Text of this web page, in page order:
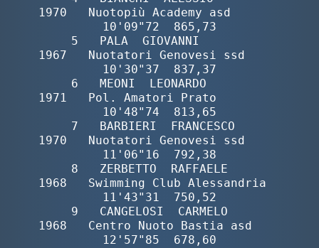
1970   Nuotopiù Academy asd
10'09"72  865,73
       5   PALA  GIOVANNI
1967   Nuotatori Genovesi ssd
10'30"37  837,37
       6   MEONI  LEONARDO
1971   Pol. Amatori Prato
10'48"74  813,65
       7   BARBIERI  FRANCESCO
1970   Nuotatori Genovesi ssd
11'06"16  792,38
       8   ZERBETTO  RAFFAELE
1968   Swimming Club Alessandria
11'43"31  750,52
       9   CANGELOSI  CARMELO
1968   Centro Nuoto Bastia asd
12'57"85  678,60